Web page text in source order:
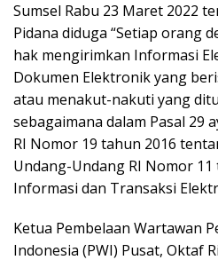
Sumsel Rabu 23 Maret 2022
Pidana diduga “Setiap orang
hak mengirimkan Informasi
Dokumen Elektronik yang
atau menakut-nakuti yang
sebagaimana dalam Pasal 29
RI Nomor 19 tahun 2016
Undang-Undang RI Nomor
Informasi dan Transaksi
Ketua Pembelaan Wartawan
Indonesia (PWI) Pusat, Oktaf